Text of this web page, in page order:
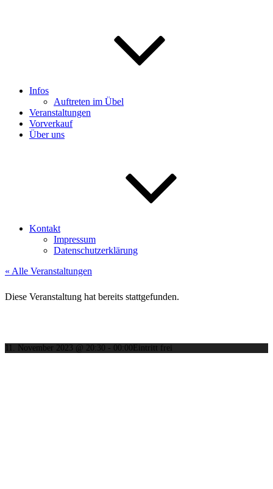
Infos
Auftreten im Übel
Veranstaltungen
Vorverkauf
Über uns
Kontakt
Impressum
Datenschutzerklärung
« Alle Veranstaltungen
Diese Veranstaltung hat bereits stattgefunden.
11. November 2023 @ 20:30 - 00:00 Eintritt frei